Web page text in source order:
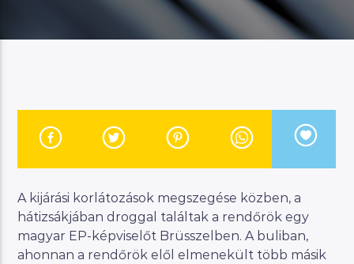
Manna FM
A kijárási korlátozások megszegése közben, a
hátizsákjában droggal találtak a rendőrök egy
magyar EP-képviselőt Brüsszelben. A buliban,
ahonnan a rendőrök elől elmenekült több másik